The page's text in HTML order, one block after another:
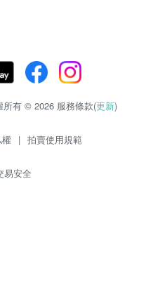
所有 © 2026 服務條款(更新)
| 拍賣使用規範
易安全